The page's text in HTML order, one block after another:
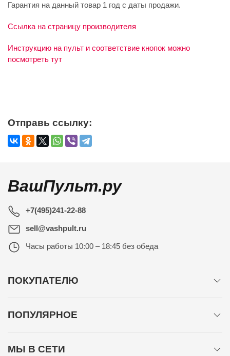
Гарантия на данный товар 1 год с даты продажи.
Ссылка на страницу производителя
Инструкцию на пульт и соответствие кнопок можно
посмотреть тут
Отправь ссылку:
ВашПульт.ру
+7(495)241-22-88
sell@vashpult.ru
Часы работы 10:00 – 18:45 без обеда
ПОКУПАТЕЛЮ
ПОПУЛЯРНОЕ
МЫ В СЕТИ